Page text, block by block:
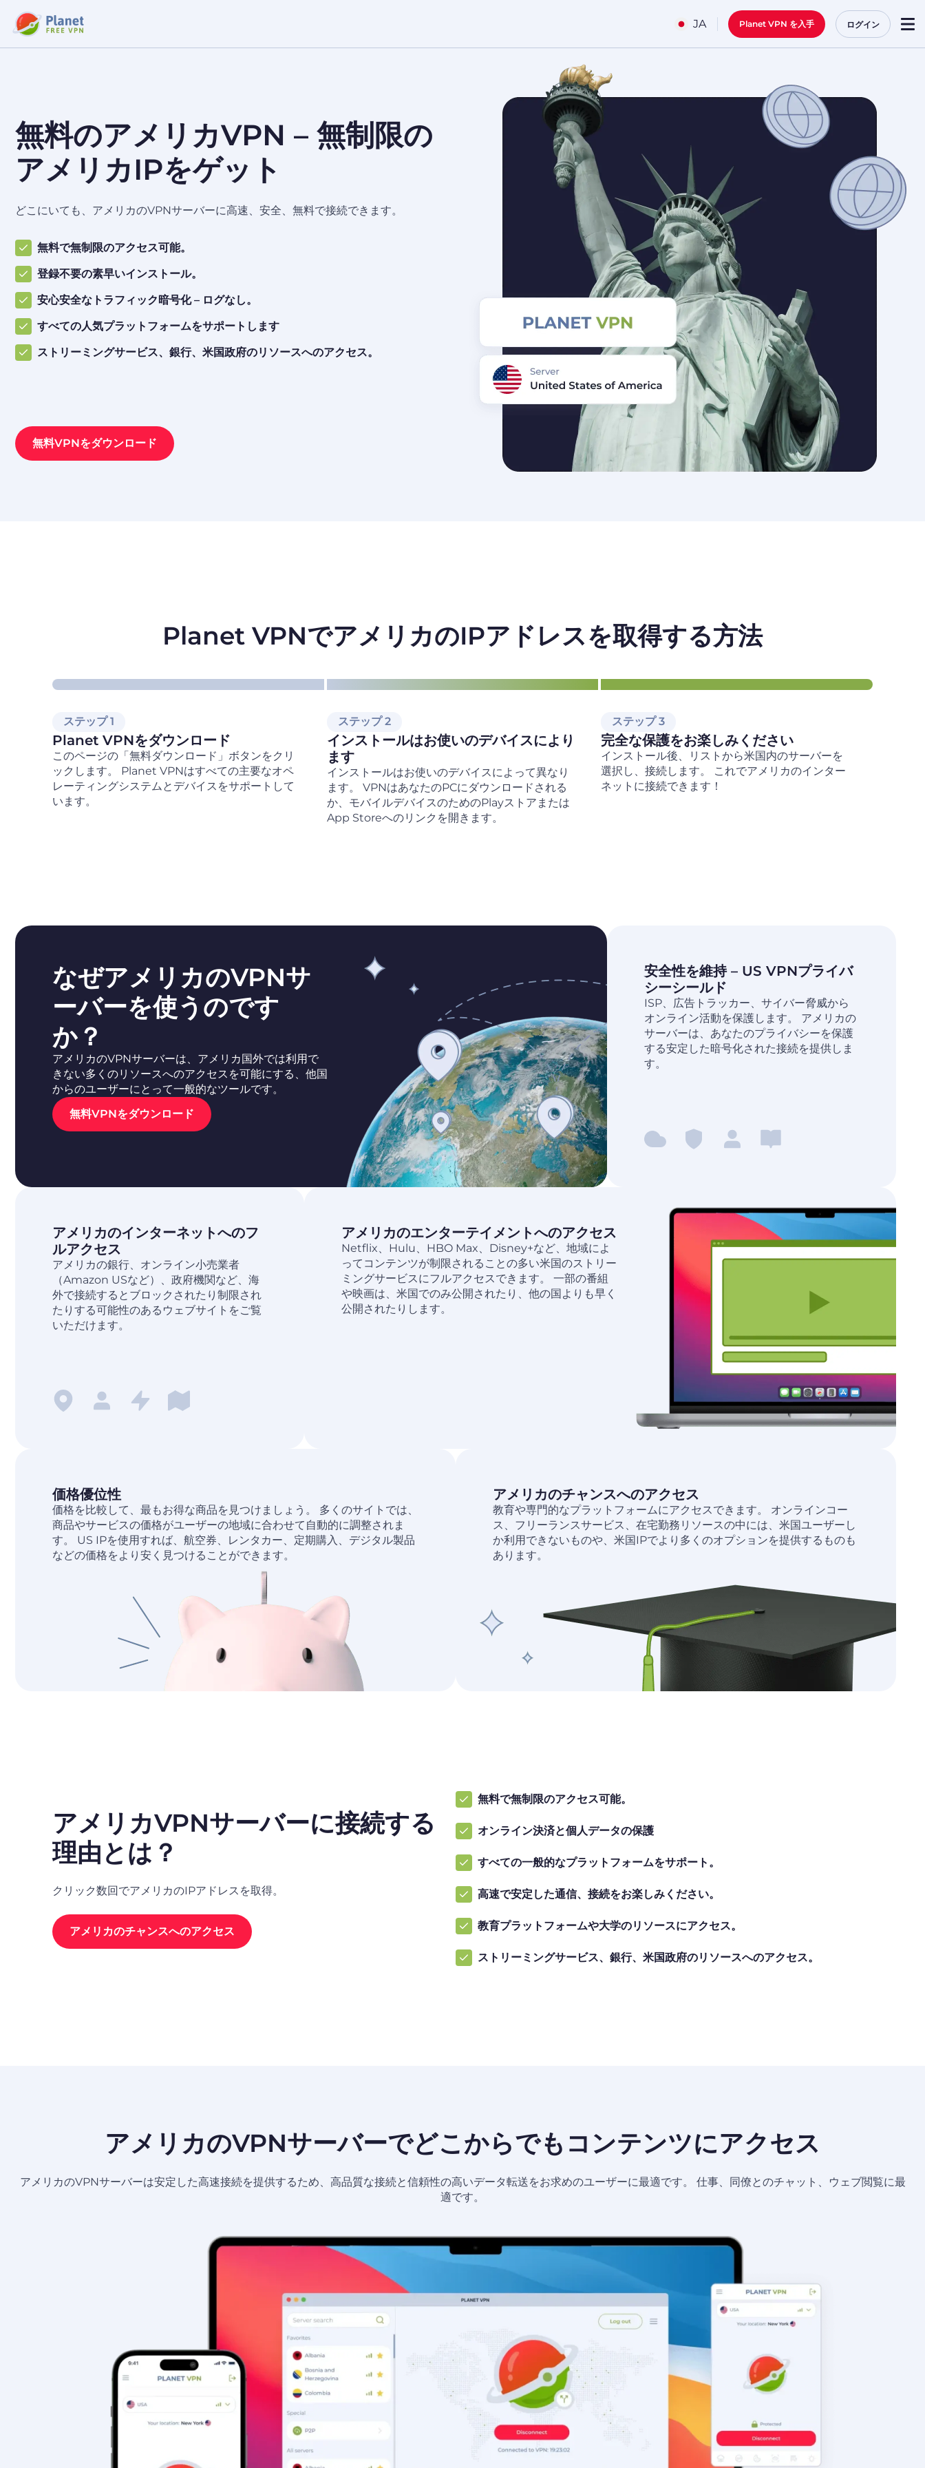
JA Planet VPN を入手 ログイン
無料のアメリカVPN – 無制限の
アメリカIPをゲット
どこにいても、アメリカのVPNサーバーに高速、安全、無料で接続できます。
無料で無制限のアクセス可能。
登録不要の素早いインストール。
安心安全なトラフィック暗号化 – ログなし。
すべての人気プラットフォームをサポートします
ストリーミングサービス、銀行、米国政府のリソースへのアクセス。
無料VPNをダウンロード
Planet VPNでアメリカのIPアドレスを取得する方法
ステップ 1
Planet VPNをダウンロード
このページの「無料ダウンロード」ボタンをクリ
ックします。 Planet VPNはすべての主要なオペ
レーティングシステムとデバイスをサポートして
います。
ステップ 2
インストールはお使いのデバイスにより
ます
インストールはお使いのデバイスによって異なり
ます。 VPNはあなたのPCにダウンロードされる
か、モバイルデバイスのためのPlayストアまたは
App Storeへのリンクを開きます。
ステップ 3
完全な保護をお楽しみください
インストール後、リストから米国内のサーバーを
選択し、接続します。 これでアメリカのインター
ネットに接続できます！
なぜアメリカのVPNサ
ーバーを使うのです
か？
アメリカのVPNサーバーは、アメリカ国外では利用で
きない多くのリソースへのアクセスを可能にする、他国
からのユーザーにとって一般的なツールです。
無料VPNをダウンロード
安全性を維持 – US VPNプライバ
シーシールド
ISP、広告トラッカー、サイバー脅威から
オンライン活動を保護します。 アメリカの
サーバーは、あなたのプライバシーを保護
する安定した暗号化された接続を提供しま
す。
アメリカのインターネットへのフ
ルアクセス
アメリカの銀行、オンライン小売業者
（Amazon USなど）、政府機関など、海
外で接続するとブロックされたり制限され
たりする可能性のあるウェブサイトをご覧
いただけます。
アメリカのエンターテイメントへのアクセス
Netflix、Hulu、HBO Max、Disney+など、地域によ
ってコンテンツが制限されることの多い米国のストリー
ミングサービスにフルアクセスできます。 一部の番組
や映画は、米国でのみ公開されたり、他の国よりも早く
公開されたりします。
価格優位性
価格を比較して、最もお得な商品を見つけましょう。 多くのサイトでは、
商品やサービスの価格がユーザーの地域に合わせて自動的に調整されま
す。 US IPを使用すれば、航空券、レンタカー、定期購入、デジタル製品
などの価格をより安く見つけることができます。
アメリカのチャンスへのアクセス
教育や専門的なプラットフォームにアクセスできます。 オンラインコー
ス、フリーランスサービス、在宅勤務リソースの中には、米国ユーザーし
か利用できないものや、米国IPでより多くのオプションを提供するものも
あります。
アメリカVPNサーバーに接続する
理由とは？
クリック数回でアメリカのIPアドレスを取得。
アメリカのチャンスへのアクセス
無料で無制限のアクセス可能。
オンライン決済と個人データの保護
すべての一般的なプラットフォームをサポート。
高速で安定した通信、接続をお楽しみください。
教育プラットフォームや大学のリソースにアクセス。
ストリーミングサービス、銀行、米国政府のリソースへのアクセス。
アメリカのVPNサーバーでどこからでもコンテンツにアクセス
アメリカのVPNサーバーは安定した高速接続を提供するため、高品質な接続と信頼性の高いデータ転送をお求めのユーザーに最適です。 仕事、同僚とのチャット、ウェブ閲覧に最
適です。